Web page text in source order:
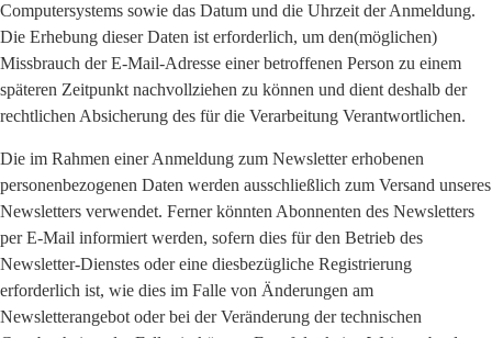
Computersystems sowie das Datum und die Uhrzeit der Anmeldung.
Die Erhebung dieser Daten ist erforderlich, um den(möglichen)
Missbrauch der E-Mail-Adresse einer betroffenen Person zu einem
späteren Zeitpunkt nachvollziehen zu können und dient deshalb der
rechtlichen Absicherung des für die Verarbeitung Verantwortlichen.
Die im Rahmen einer Anmeldung zum Newsletter erhobenen
personenbezogenen Daten werden ausschließlich zum Versand unseres
Newsletters verwendet. Ferner könnten Abonnenten des Newsletters
per E-Mail informiert werden, sofern dies für den Betrieb des
Newsletter-Dienstes oder eine diesbezügliche Registrierung
erforderlich ist, wie dies im Falle von Änderungen am
Newsletterangebot oder bei der Veränderung der technischen